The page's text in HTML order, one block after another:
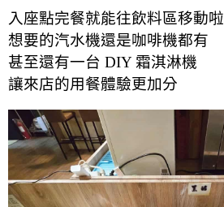
入座點完餐就能往飲料區移動啦
想要的汽水機還是咖啡機都有
甚至還有一台 DIY 霜淇淋機
讓來店的用餐體驗更加分